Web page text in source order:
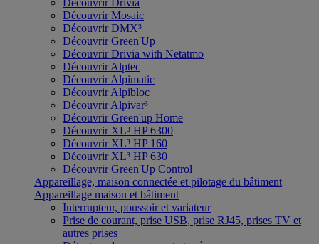
Découvrir Drivia
Découvrir Mosaic
Découvrir DMX³
Découvrir Green'Up
Découvrir Drivia with Netatmo
Découvrir Alptec
Découvrir Alpimatic
Découvrir Alpibloc
Découvrir Alpivar³
Découvrir Green'up Home
Découvrir XL³ HP 6300
Découvrir XL³ HP 160
Découvrir XL³ HP 630
Découvrir Green'Up Control
Appareillage, maison connectée et pilotage du bâtiment
Appareillage maison et bâtiment
Interrupteur, poussoir et variateur
Prise de courant, prise USB, prise RJ45, prises TV et
autres prises